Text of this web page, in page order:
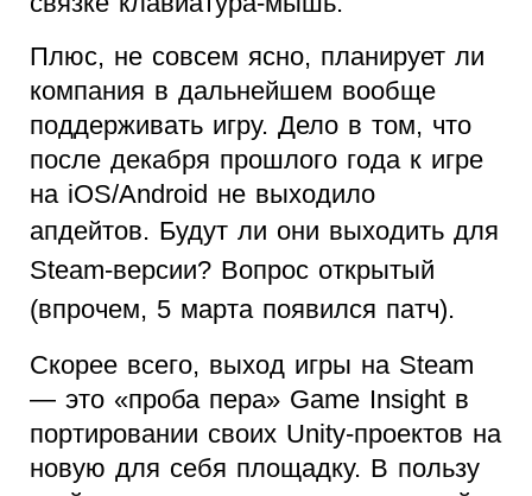
Плюс, не совсем ясно, планирует ли
компания в дальнейшем вообще
поддерживать игру. Дело в том, что
после декабря прошлого года к игре
на iOS/Android не выходило
апдейтов. Будут ли они выходить для
Steam-версии? Вопрос открытый
(впрочем, 5 марта появился патч).
Скорее всего, выход игры на Steam
— это «проба пера» Game Insight в
портировании своих Unity-проектов на
новую для себя площадку. В пользу